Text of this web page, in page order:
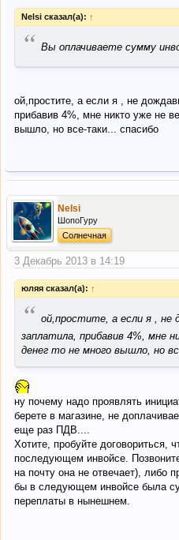
Nelsi сказал(а): ↑
“ Вы оплачиваете сумму
ой,простите, а если я , не
прибавив 4%, мне никто уже не
вышло, но все-таки... спасибо
Nelsi
ШопоГуру
Солнечная
3 Декабрь 2013 в 14:19
юляя сказал(а): ↑
“ ой,простите, а если я , не
заплатила, прибавив 4%, мне
денег то не много вышло, но
ну почему надо проявлять
берете в магазине, не
еще раз ПДВ....
Хотите, пробуйте договориться,
последующем инвойсе.
на почту она не отвечает), либо
бы в следующем инвойсе была
переплаты в нынешнем.